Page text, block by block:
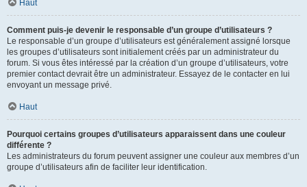
Haut
Comment puis-je devenir le responsable d’un groupe d’utilisateurs ?
Le responsable d’un groupe d’utilisateurs est généralement assigné lorsque
les groupes d’utilisateurs sont initialement créés par un administrateur du
forum. Si vous êtes intéressé par la création d’un groupe d’utilisateurs, votre
premier contact devrait être un administrateur. Essayez de le contacter en lui
envoyant un message privé.
Haut
Pourquoi certains groupes d’utilisateurs apparaissent dans une couleur
différente ?
Les administrateurs du forum peuvent assigner une couleur aux membres d’un
groupe d’utilisateurs afin de faciliter leur identification.